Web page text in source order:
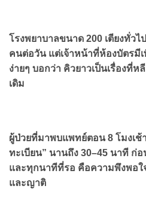
โรงพยาบาลขนาด 200 เตียงทั่วไ
คนต่อวัน แต่เจ้าหน้าที่ห้องบัตรมี
ง่ายๆ บอกว่า คิวยาวเป็นเรื่องที่ห
เดิม
ผู้ป่วยที่มาพบแพทย์ตอน 8 โมงเช้
ทะเบียน” นานถึง 30–45 นาที ก่
และทุกนาทีที่รอ คือความพึงพอ
และญาติ